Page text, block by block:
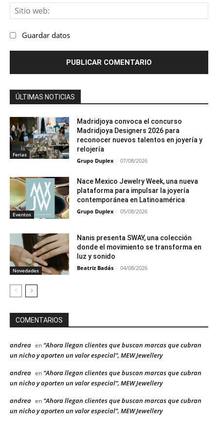
Guardar datos
ÚLTIMAS NOTICIAS
Ferias
Madridjoya convoca el concurso
Madridjoya Designers 2026 para
reconocer nuevos talentos en joyería y
relojería
Grupo Duplex - 07/08/2026
Eventos
Nace Mexico Jewelry Week, una nueva
plataforma para impulsar la joyería
contemporánea en Latinoamérica
Grupo Duplex - 05/08/2026
Novedades
Nanis presenta SWAY, una colección
donde el movimiento se transforma en
luz y sonido
Beatriz Badás - 04/08/2026
COMENTARIOS
andrea en “Ahora llegan clientes que buscan marcas que cubran
un nicho y aporten un valor especial”, MEW Jewellery
andrea en “Ahora llegan clientes que buscan marcas que cubran
un nicho y aporten un valor especial”, MEW Jewellery
andrea en “Ahora llegan clientes que buscan marcas que cubran
un nicho y aporten un valor especial”, MEW Jewellery